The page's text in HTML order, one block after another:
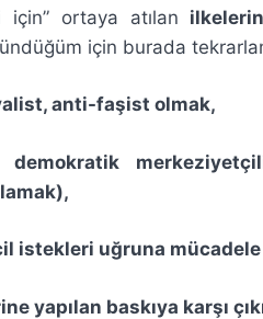
için” ortaya atılan ilkelerin
için burada
anti-faşist olmak,
demokratik
istekleri uğruna
yapılan baskıya karşı